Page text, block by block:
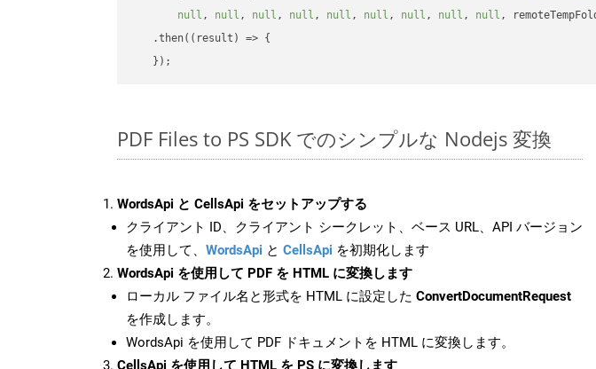
null , null , null , null , null , null , null , null , null ,
    .then(
( result ) => {
PDF Files to PS SDK でのシンプルな Nodejs 変換
WordsApi と CellsApi をセットアップする
クライアント ID、クライアント シークレット、ベース URL、API バージョン
を使用して、 WordsApi と CellsApi を初期化します
WordsApi を使用して PDF を HTML に変換します
ローカル ファイル名と形式を HTML に設定した ConvertDocumentRequest
を作成します。
WordsApi を使用して PDF ドキュメントを HTML に変換します。
CellsApi を使用して HTML を PS に変換します